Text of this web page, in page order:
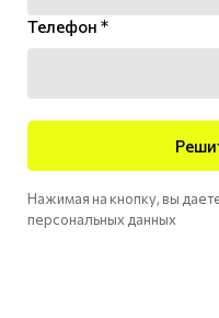
Телефон *
Нажимая на кнопку, вы
персональных данных